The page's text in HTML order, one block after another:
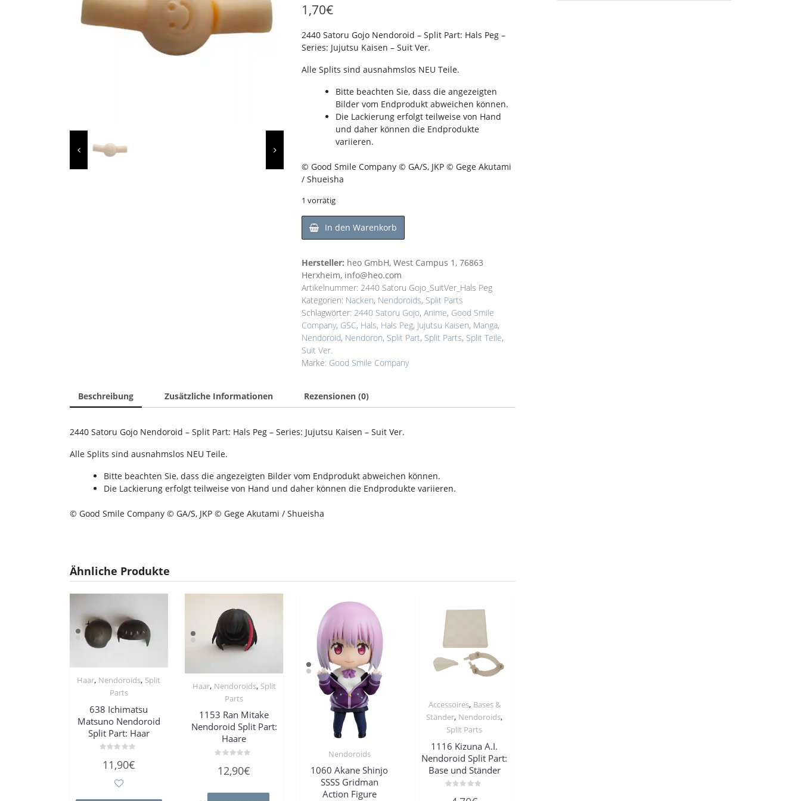
1,70€
2440 Satoru Gojo Nendoroid – Split Part: Hals Peg –
Series: Jujutsu Kaisen – Suit Ver.
Alle Splits sind ausnahmslos NEU Teile.
Bitte beachten Sie, dass die angezeigten
Bilder vom Endprodukt abweichen können.
Die Lackierung erfolgt teilweise von Hand
und daher können die Endprodukte
variieren.
© Good Smile Company © GA/S, JKP © Gege Akutami
/ Shueisha
1 vorrätig
In den Warenkorb
Hersteller: heo GmbH, West Campus 1, 76863
Herxheim, info@heo.com
Artikelnummer: 2440 Satoru Gojo_SuitVer_Hals Peg
Kategorien: Nacken, Nendoroids, Split Parts
Schlagwörter: 2440 Satoru Gojo, Anime, Good Smile
Company, GSC, Hals, Hals Peg, Jujutsu Kaisen, Manga,
Nendoroid, Nendoron, Split Part, Split Parts, Split Teile,
Suit Ver.
Marke: Good Smile Company
Beschreibung Zusätzliche Informationen Rezensionen (0)
2440 Satoru Gojo Nendoroid – Split Part: Hals Peg – Series: Jujutsu Kaisen – Suit Ver.
Alle Splits sind ausnahmslos NEU Teile.
Bitte beachten Sie, dass die angezeigten Bilder vom Endprodukt abweichen können.
Die Lackierung erfolgt teilweise von Hand und daher können die Endprodukte variieren.
© Good Smile Company © GA/S, JKP © Gege Akutami / Shueisha
Ähnliche Produkte
Haar, Nendoroids, Split
Parts
638 Ichimatsu
Matsuno Nendoroid
Split Part: Haar
mit
11,90€
Haar, Nendoroids, Split
Parts
1153 Ran Mitake
Nendoroid Split Part:
Haare
mit
5
12,90€
Nendoroids
1060 Akane Shinjo
SSSS Gridman
Action Figure
Accessoires, Bases &
Ständer, Nendoroids,
Split Parts
1116 Kizuna A.I.
Nendoroid Split Part:
Base und Ständer